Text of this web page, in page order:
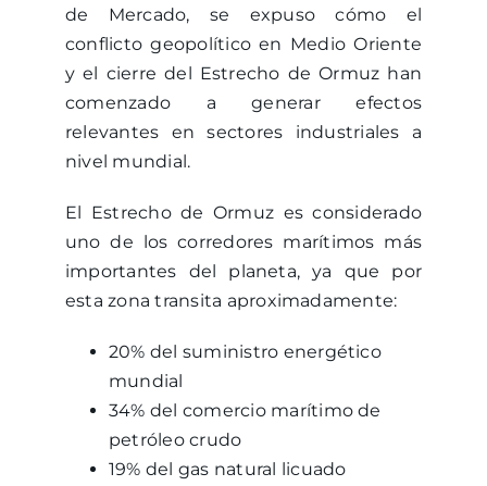
de Mercado, se expuso cómo el
conflicto geopolítico en Medio Oriente
y el cierre del Estrecho de Ormuz han
comenzado a generar efectos
relevantes en sectores industriales a
nivel mundial.
El Estrecho de Ormuz es considerado
uno de los corredores marítimos más
importantes del planeta, ya que por
esta zona transita aproximadamente:
20% del suministro energético
mundial
34% del comercio marítimo de
petróleo crudo
19% del gas natural licuado